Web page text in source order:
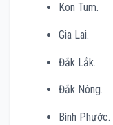
Kon Tum.
Gia Lai.
Đắk Lắk.
Đắk Nông.
Bình Phước.